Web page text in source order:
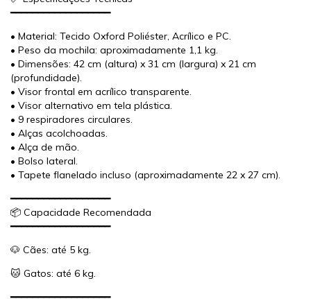
━━━━━━━━━━━━━━━━━━
• Material: Tecido Oxford Poliéster, Acrílico e PC.
• Peso da mochila: aproximadamente 1,1 kg.
• Dimensões: 42 cm (altura) x 31 cm (largura) x 21 cm
(profundidade).
• Visor frontal em acrílico transparente.
• Visor alternativo em tela plástica.
• 9 respiradores circulares.
• Alças acolchoadas.
• Alça de mão.
• Bolso lateral.
• Tapete flanelado incluso (aproximadamente 22 x 27 cm).
━━━━━━━━━━━━━━━━━━
📦 Capacidade Recomendada
━━━━━━━━━━━━━━━━━━
🐶 Cães: até 5 kg.
🐱 Gatos: até 6 kg.